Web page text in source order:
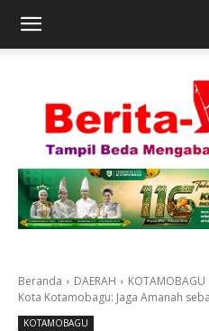
Beranda DAERAH KOTAMOBAGU
Kota Kotamobagu: Jaga Amanah
KOTAMOBAGU